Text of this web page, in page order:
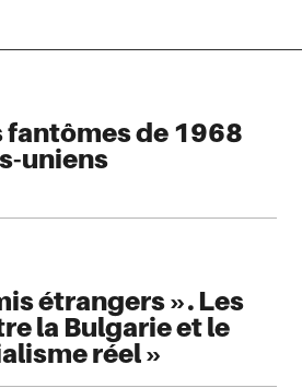
fantômes de 1968
uniens
étrangers ». Les
la Bulgarie et le
réel »